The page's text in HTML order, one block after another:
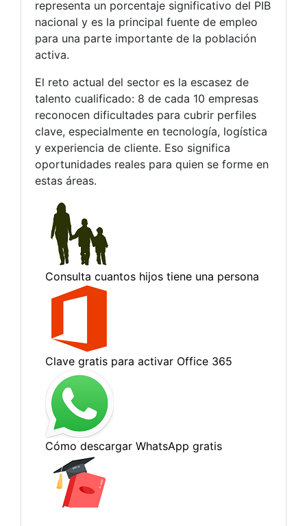
representa un porcentaje significativo del PIB
nacional y es la principal fuente de empleo
para una parte importante de la población
activa.
El reto actual del sector es la escasez de
talento cualificado: 8 de cada 10 empresas
reconocen dificultades para cubrir perfiles
clave, especialmente en tecnología, logística
y experiencia de cliente. Eso significa
oportunidades reales para quien se forme en
estas áreas.